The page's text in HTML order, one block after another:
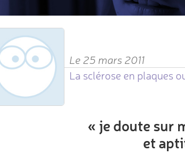
Le 25 mars 2011
La sclérose en plaques
« je doute sur
et